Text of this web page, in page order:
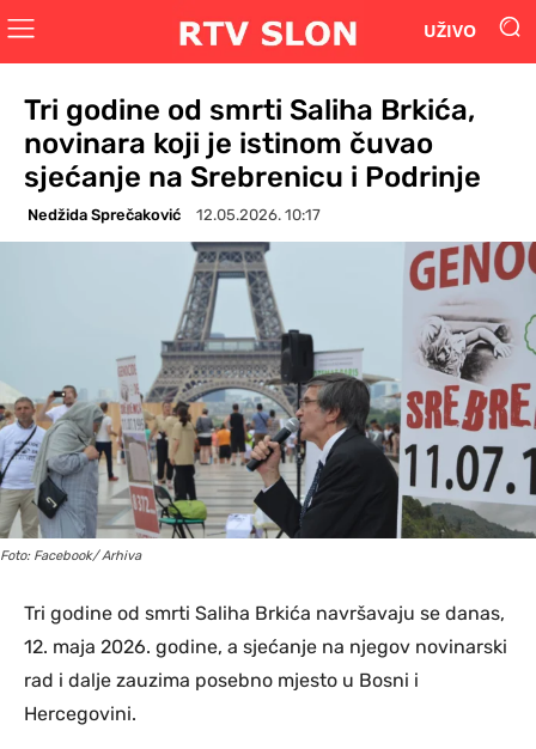
UŽIVO
Tri godine od smrti Saliha Brkića,
novinara koji je istinom čuvao
sjećanje na Srebrenicu i Podrinje
Nedžida Sprečaković 12.05.2026. 10:17
Foto: Facebook/ Arhiva
Tri godine od smrti Saliha Brkića navršavaju se danas,
12. maja 2026. godine, a sjećanje na njegov novinarski
rad i dalje zauzima posebno mjesto u Bosni i
Hercegovini.